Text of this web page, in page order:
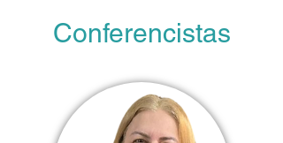
Conferencistas